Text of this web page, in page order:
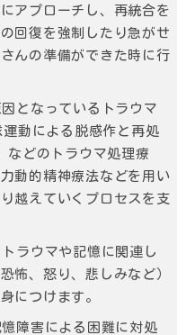
アプローチし、再統合を
回復を強制したり急がせ
んの準備ができた時に行
となっているトラウマ
運動による脱感作と再処
などのトラウマ処理療
動的精神療法などを用い
越えていくプロセスを支
トラウマや記憶に関連し
怖、怒り、悲しみなど）
につけます。
障害による困難に対処